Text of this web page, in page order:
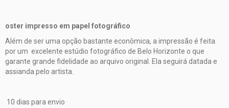
oster impresso em papel fotográfico
Além de ser uma opção bastante econômica, a impressão é feita
por um excelente estúdio fotográfico de Belo Horizonte o que
garante grande fidelidade ao arquivo original. Ela seguirá datada e
assianda pelo artista.
10 dias para envio